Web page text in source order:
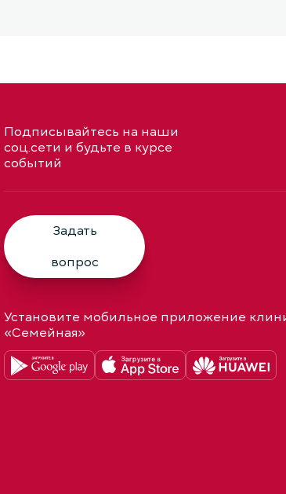
Подписывайтесь на наши
соц.сети и будьте в курсе
событий
Задать
вопрос
Установите мобильное приложение
«Семейная»